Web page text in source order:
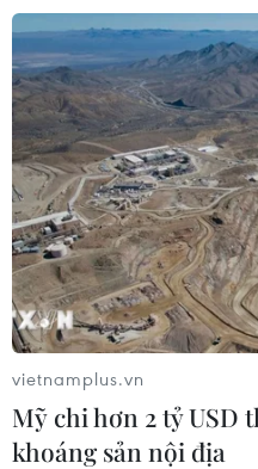
vietnamplus.vn
Mỹ chi hơn 2 tỷ USD
khoáng sản nội địa